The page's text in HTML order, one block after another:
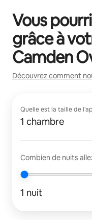
Vous
grâce à
Camden
Découvrez comment
Quelle est la taille de
1 chambre
Combien de nuits
1 nuit